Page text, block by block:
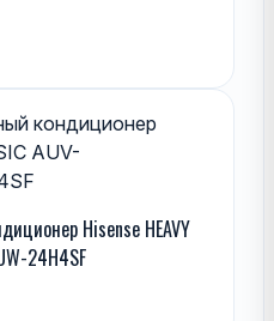
Hisense HEAVY
24H4SF